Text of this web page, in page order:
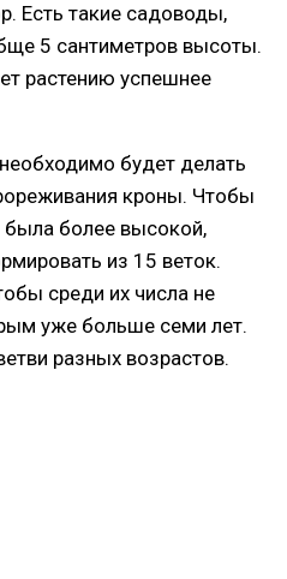
Есть такие садоводы,
5 сантиметров высоты.
растению успешнее
будет делать
кроны. Чтобы
была более высокой,
из 15 веток.
среди их числа не
уже больше семи лет.
разных возрастов.